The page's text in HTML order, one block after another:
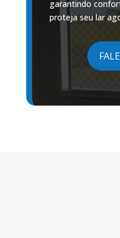
garantindo
proteja seu lar